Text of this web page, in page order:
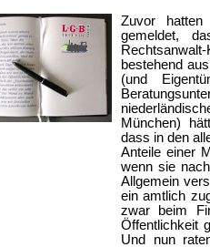
Zuvor
gemeldet,
bestehend
(und
München)
dass in den
Anteile einer
wenn sie
Allgemein
ein amtlich
zwar beim
Öffentlichkeit
Und nun